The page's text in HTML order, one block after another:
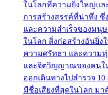
ในโลกที่ความยิ่งใหญ่แล
การสร้างสรรค์ที่น่าทึ่ง
และความสำเร็จของม
ในโลก สิ่งก่อสร้างอันยิ่ง
ความศรัทธา และความ
และจิตวิญญาณของคนใน
ออกเดินทางไปสำรวจ
มีชื่อเสียงที่สุดในโลก ม